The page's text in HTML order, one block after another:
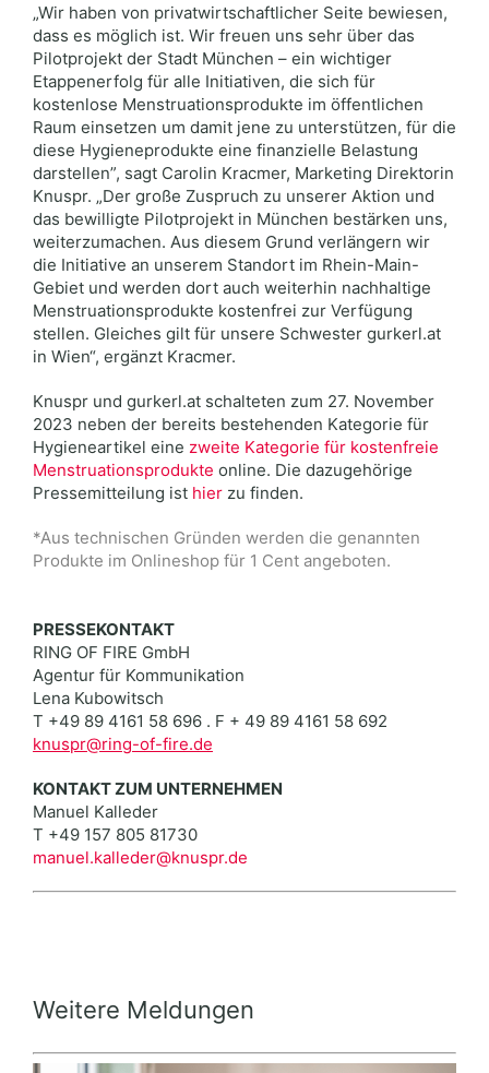
„Wir haben von privatwirtschaftlicher Seite bewiesen,
dass es möglich ist. Wir freuen uns sehr über das
Pilotprojekt der Stadt München – ein wichtiger
Etappenerfolg für alle Initiativen, die sich für
kostenlose Menstruationsprodukte im öffentlichen
Raum einsetzen um damit jene zu unterstützen, für die
diese Hygieneprodukte eine finanzielle Belastung
darstellen”, sagt Carolin Kracmer, Marketing Direktorin
Knuspr. „Der große Zuspruch zu unserer Aktion und
das bewilligte Pilotprojekt in München bestärken uns,
weiterzumachen. Aus diesem Grund verlängern wir
die Initiative an unserem Standort im Rhein-Main-
Gebiet und werden dort auch weiterhin nachhaltige
Menstruationsprodukte kostenfrei zur Verfügung
stellen. Gleiches gilt für unsere Schwester gurkerl.at
in Wien“, ergänzt Kracmer.
Knuspr und gurkerl.at schalteten zum 27. November
2023 neben der bereits bestehenden Kategorie für
Hygieneartikel eine zweite Kategorie für kostenfreie
Menstruationsprodukte online. Die dazugehörige
Pressemitteilung ist hierzu finden.
*Aus technischen Gründen werden die genannten
Produkte im Onlineshop für 1 Cent angeboten.
PRESSEKONTAKT
RING OF FIRE GmbH
Agentur für Kommunikation
Lena Kubowitsch
T +49 89 4161 58 696 . F + 49 89 4161 58 692
knuspr@ring-of-fire.de
KONTAKT ZUM UNTERNEHMEN
Manuel Kalleder
T +49 157 805 81730
manuel.kalleder@knuspr.de
Weitere Meldungen